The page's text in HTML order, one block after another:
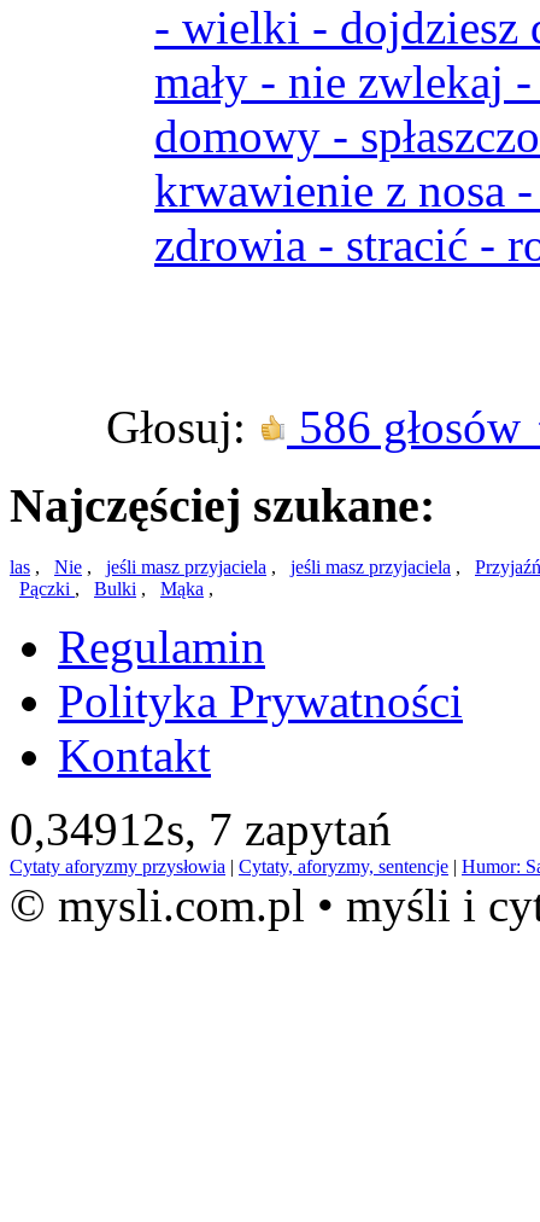
- wielki - dojdziesz
mały - nie zwlekaj
domowy -
krwawienie z nosa
zdrowia - stracić -
Głosuj: 586
Najczęściej szukane:
las , Nie , jeśli masz przyjaciela , jeśli masz przyjaciela ,
Pączki , Bulki , Mąka ,
Regulamin
Polityka Prywatności
Kontakt
0,34912s, 7 zapytań
Cytaty aforyzmy przysłowia | Cytaty, aforyzmy, sentencje | Humor:
© mysli.com.pl • myśli i